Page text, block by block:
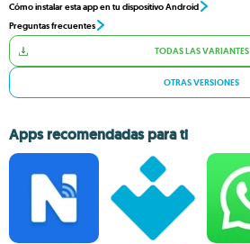
Cómo instalar esta app en tu dispositivo Android
Preguntas frecuentes
TODAS LAS VARIANTES
OTRAS VERSIONES
Apps recomendadas para ti